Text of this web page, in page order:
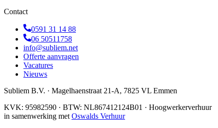
Contact
0591 31 14 88
06 50511758
info@subliem.net
Offerte aanvragen
Vacatures
Nieuws
Subliem B.V. · Magelhaenstraat 21-A, 7825 VL Emmen
KVK: 95982590 · BTW: NL867412124B01 · Hoogwerkerverhuur
in samenwerking met Oswalds Verhuur